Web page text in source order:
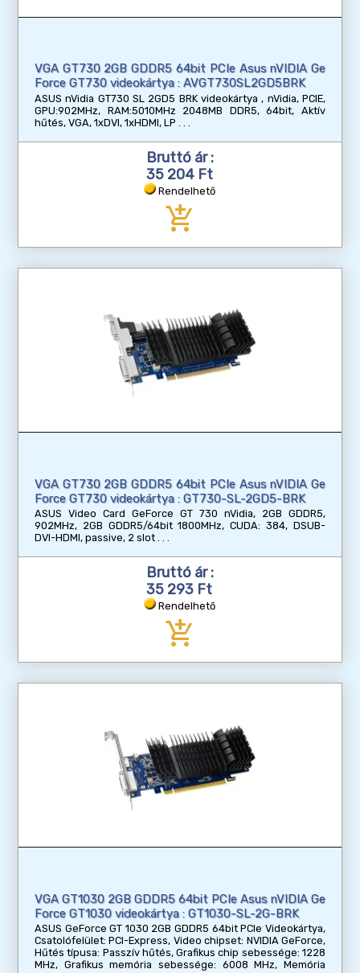
VGA GT730 2GB GDDR5 64bit PCIe Asus nVIDIA Ge
Force GT730 videokártya : AVGT730SL2GD5BRK
ASUS nVidia GT730 SL 2GD5 BRK videokártya , nVidia, PCIE,
GPU:902MHz, RAM:5010MHz 2048MB DDR5, 64bit, Aktív
hűtés, VGA, 1xDVI, 1xHDMI, LP
Bruttó ár :
35 204 Ft
Rendelhető
add_shopping_cart
VGA GT730 2GB GDDR5 64bit PCIe Asus nVIDIA Ge
Force GT730 videokártya : GT730-SL-2GD5-BRK
ASUS Video Card GeForce GT 730 nVidia, 2GB GDDR5,
902MHz, 2GB GDDR5/64bit 1800MHz, CUDA: 384, DSUB-
DVI-HDMI, passive, 2 slot
Bruttó ár :
35 293 Ft
Rendelhető
add_shopping_cart
VGA GT1030 2GB GDDR5 64bit PCIe Asus nVIDIA Ge
Force GT1030 videokártya : GT1030-SL-2G-BRK
ASUS GeForce GT 1030 2GB GDDR5 64bit PCIe Videokártya,
Csatolófelület: PCI-Express, Video chipset: NVIDIA GeForce,
Hűtés típusa: Passzív hűtés, Grafikus chip sebessége: 1228
MHz, Grafikus memória sebessége: 6008 MHz, Memória